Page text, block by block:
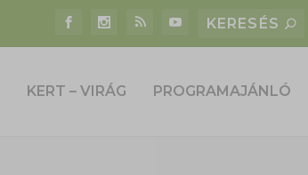
KERT – VIRÁG PROGRAMAJÁNLÓ